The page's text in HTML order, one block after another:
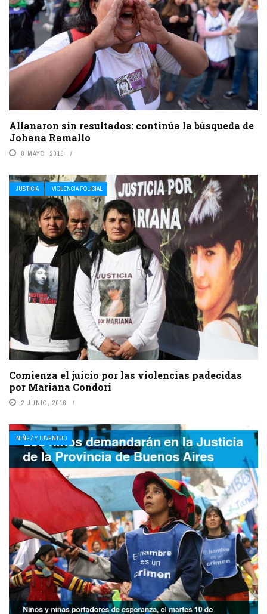
Allanaron sin resultados: continúa la búsqueda de
Johana Ramallo
8 MAYO, 2018
JUSTICIA VIOLENCIA POLICIAL
Comienza el juicio por las violencias padecidas
por Mariana Condori
2 JUNIO, 2016
NIÑEZ Y JUVENTUD